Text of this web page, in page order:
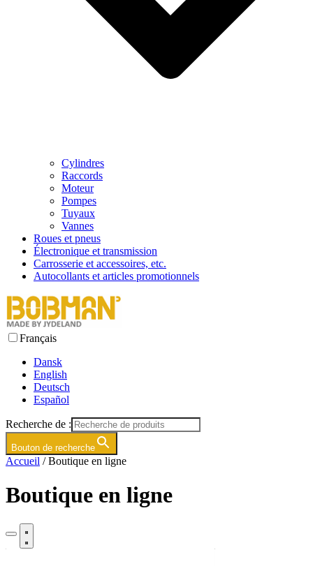
Cylindres
Raccords
Moteur
Pompes
Tuyaux
Vannes
Roues et pneus
Électronique et transmission
Carrosserie et accessoires, etc.
Autocollants et articles promotionnels
Français
Dansk
English
Deutsch
Español
Recherche de :
Bouton de recherche
Accueil / Boutique en ligne
Boutique en ligne